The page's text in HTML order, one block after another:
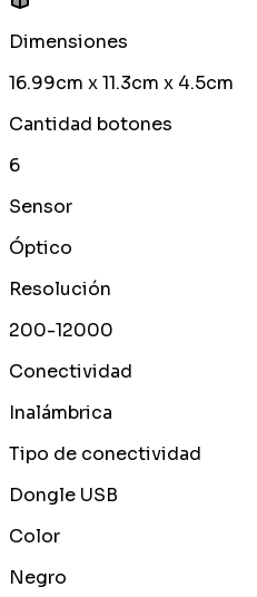
Dimensiones
16.99cm x 11.3cm x 4.5cm
Cantidad botones
6
Sensor
Óptico
Resolución
200-12000
Conectividad
Inalámbrica
Tipo de conectividad
Dongle USB
Color
Negro